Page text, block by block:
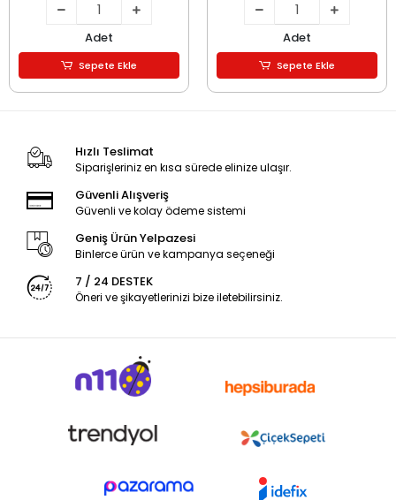
Adet
Sepete Ekle
Adet
Sepete Ekle
Hızlı Teslimat
Siparişleriniz en kısa sürede elinize ulaşır.
Güvenli Alışveriş
Güvenli ve kolay ödeme sistemi
Geniş Ürün Yelpazesi
Binlerce ürün ve kampanya seçeneği
7 / 24 DESTEK
Öneri ve şikayetlerinizi bize iletebilirsiniz.